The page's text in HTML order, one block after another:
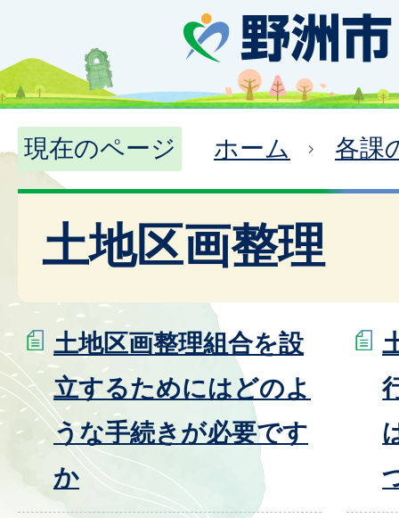
現在のページ ホーム 各課
土地区画整理
土地区画整理組合を設
立するためにはどのよ
うな手続きが必要です
か